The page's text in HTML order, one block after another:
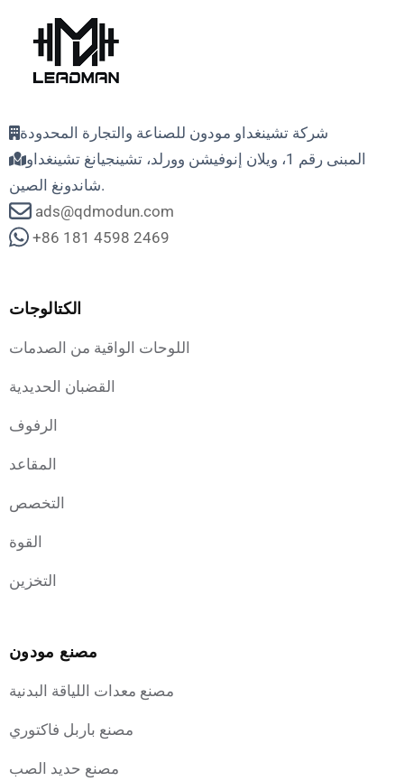
شركة تشينغداو مودون للصناعة والتجارة المحدودة
المبنى رقم 1، ويلان إنوفيشن وورلد، تشينجيانغ تشينغداو
شاندونغ الصين.
ads@qdmodun.com
+86 181 4598 2469
الكتالوجات
اللوحات الواقية من الصدمات
القضبان الحديدية
الرفوف
المقاعد
التخصص
القوة
التخزين
مصنع مودون
مصنع معدات اللياقة البدنية
مصنع باربل فاكتوري
مصنع حديد الصب